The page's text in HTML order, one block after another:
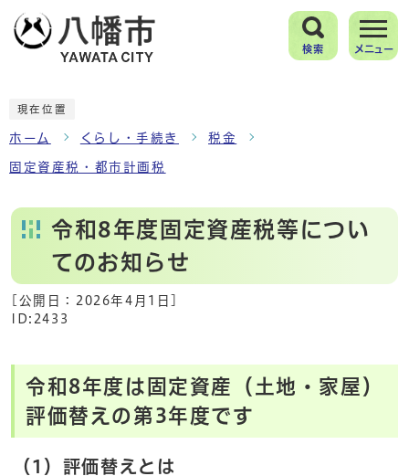
検索 メニュー
現在位置
ホーム くらし・手続き 税金
固定資産税・都市計画税
令和8年度固定資産税等につい
てのお知らせ
[公開日： 2026年4月1日
ID:2433
令和8年度は固定資産（土地・家屋）
評価替えの第3年度です
（1）評価替えとは